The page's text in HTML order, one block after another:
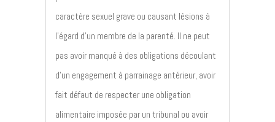
caractère sexuel grave ou causant lésions à
l’égard d’un membre de la parenté. Il ne peut
pas avoir manqué à des obligations découlant
d’un engagement à parrainage antérieur, avoir
fait défaut de respecter une obligation
alimentaire imposée par un tribunal ou avoir